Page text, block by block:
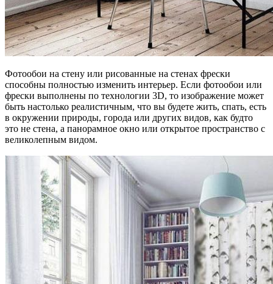
Фотообои на стену или рисованные на стенах фрески
способны полностью изменить интерьер. Если фотообои или
фрески выполнены по технологии 3D, то изображение может
быть настолько реалистичным, что вы будете жить, спать, есть
в окружении природы, города или других видов, как будто
это не стена, а панорамное окно или открытое пространство с
великолепным видом.